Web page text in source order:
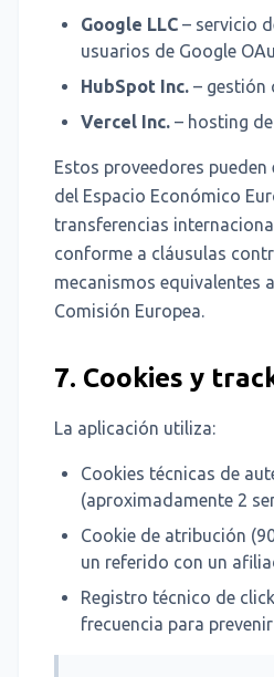
Google LLC – servicio
usuarios de Google
HubSpot Inc. – gestión
Vercel Inc. – hosting
Estos proveedores
del Espacio Económico
transferencias
conforme a cláusulas
mecanismos equivalentes
Comisión Europea.
7. Cookies y
La aplicación utiliza:
Cookies técnicas de
(aproximadamente 2
Cookie de atribución
un referido con un
Registro técnico de
frecuencia para